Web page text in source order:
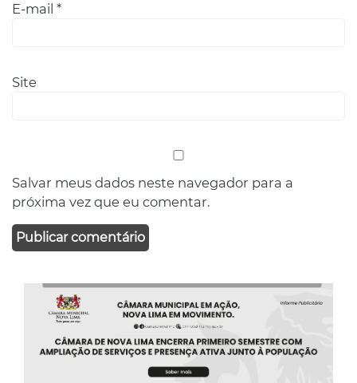
E-mail *
Site
Salvar meus dados neste navegador para a
próxima vez que eu comentar.